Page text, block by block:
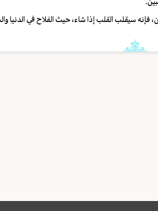
فإنه سيقلب القلب إذا شاء، حيث الفلاح في الدنيا